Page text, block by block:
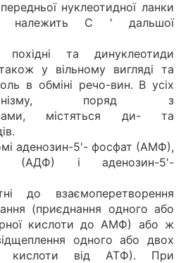
нуклеотидної ланки
належить С ' дальшої
похідні та динуклеотиди
у вільному вигляді та
в обміні речо-вин. В усіх
поряд з
містяться ди- та
аденозин-5'- фосфат (АМФ),
(АДФ) і аденозин-5'-
до взаємоперетворення
(приєднання одного або
кислоти до АМФ) або ж
одного або двох
кислоти від АТФ). При